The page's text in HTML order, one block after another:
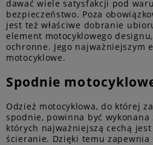
dawać wiele satysfakcji pod
bezpieczeństwo. Poza
jest też właściwe dobranie
element motocyklowego
ochronne. Jego najważniejszym
motocyklowe.
Spodnie
Odzież motocyklowa, do której
spodnie, powinna być wykonana
których najważniejszą cechą
ścieranie. Dzięki temu zapewnia